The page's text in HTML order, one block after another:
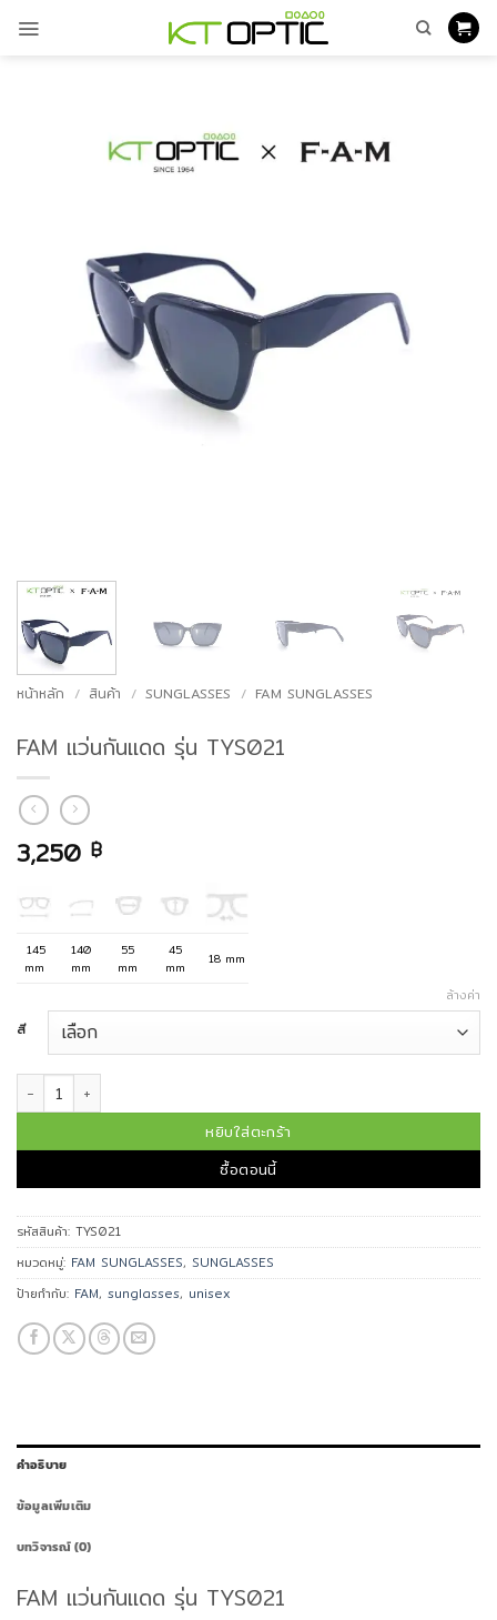
หน้าหลัก / สินค้า / SUNGLASSES / FAM SUNGLASSES
FAM แว่นกันแดด รุ่น TYS021
3,250 ฿
145
mm
140
mm
55
mm
45
mm
18 mm
สี
ล้างค่า
จำนวน FAM แว่นกันแดด รุ่น TYS021 ชิ้น
หยิบใส่ตะกร้า
ซื้อตอนนี้
รหัสสินค้า: TYS021
หมวดหมู่: FAM SUNGLASSES, SUNGLASSES
ป้ายกำกับ: FAM, sunglasses, unisex
คำอธิบาย
ข้อมูลเพิ่มเติม
บทวิจารณ์ (0)
FAM แว่นกันแดด รุ่น TYS021